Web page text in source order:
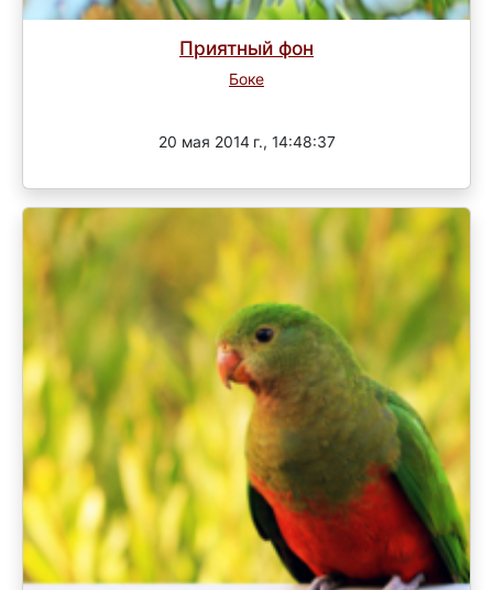
Приятный фон
Боке
20 мая 2014 г., 14:48:37